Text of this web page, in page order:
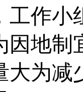
工作小
因地制
大为